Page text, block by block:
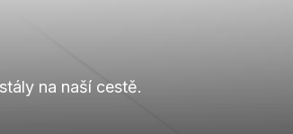
na naší cestě.